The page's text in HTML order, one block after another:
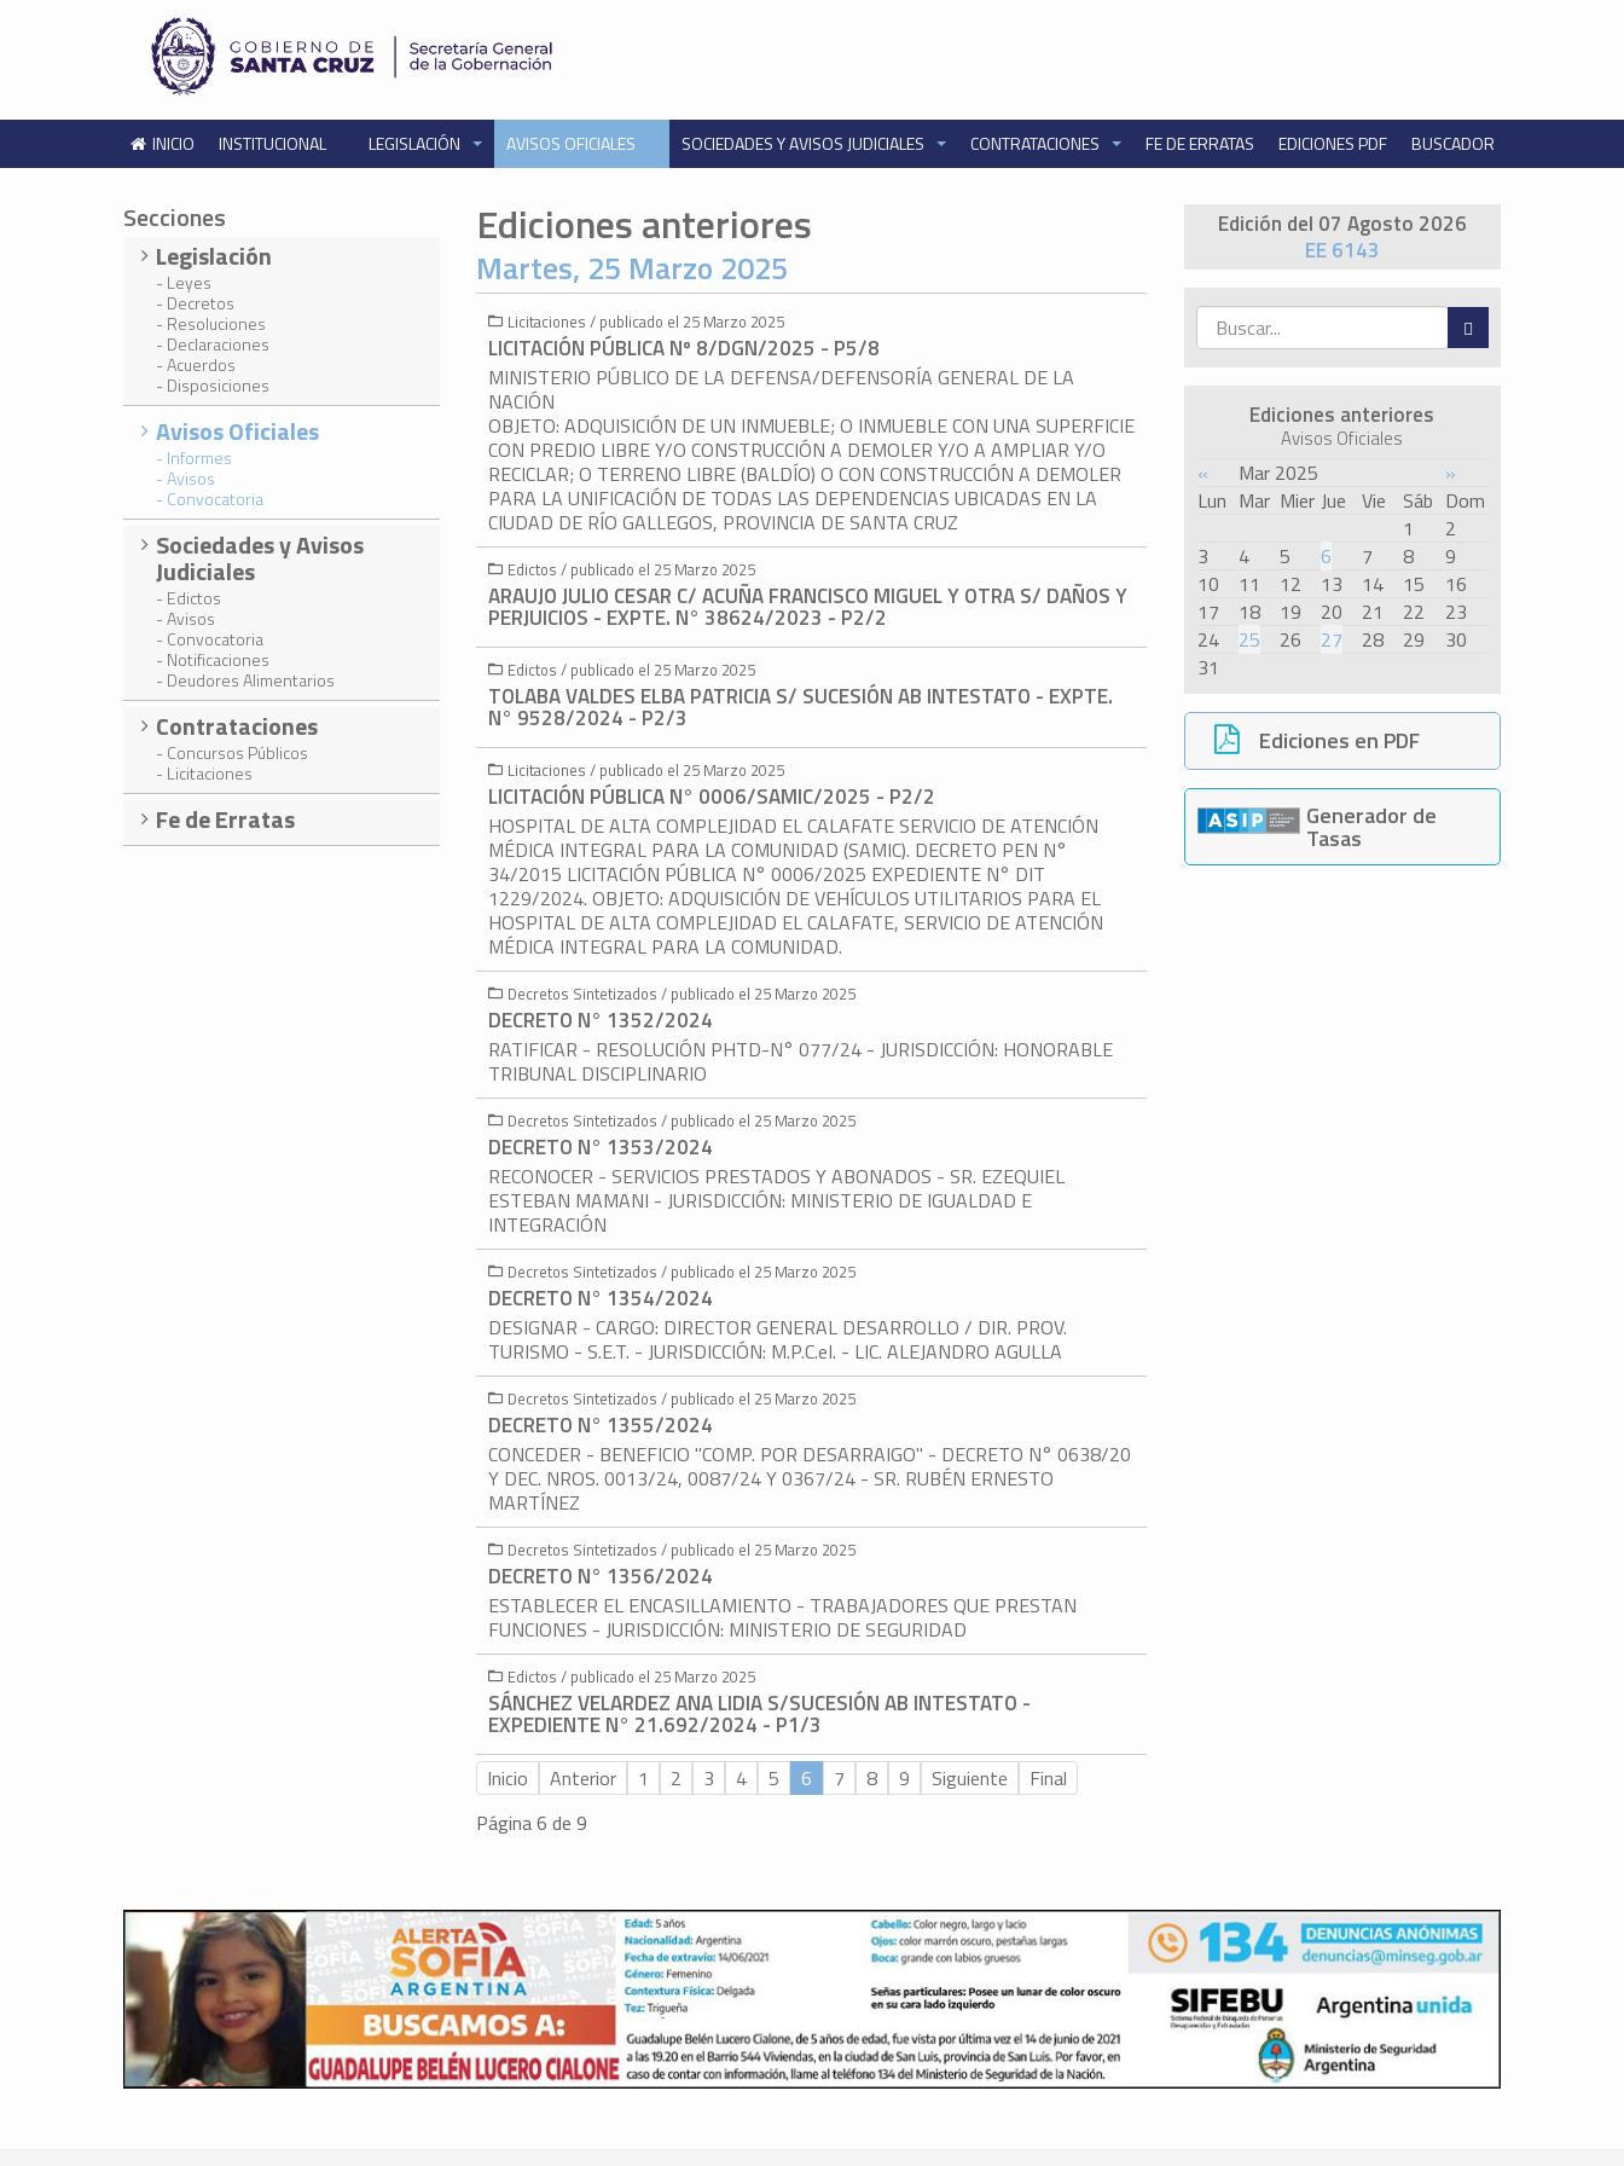
INICIO INSTITUCIONAL LEGISLACIÓN AVISOS OFICIALES SOCIEDADES Y AVISOS JUDICIALES CONTRATACIONES FE DE ERRATAS EDICIONES PDF BUSCADOR
Edición del 07 Agosto 2026
EE 6143
Ediciones anteriores
Avisos Oficiales
« Mar 2025
»
Lun Mar Mier Jue Vie Sáb Dom
1
2
3
4 5 6 7 8
9
10
11 12 13 14 15
16
17
18 19 20 21 22
23
24
25 26 27 28 29
30
31
Ediciones en PDF
Generador de
Tasas
Secciones
Legislación
- Leyes
- Decretos
- Resoluciones
- Declaraciones
- Acuerdos
- Disposiciones
Avisos Oficiales
- Informes
- Avisos
- Convocatoria
Sociedades y Avisos
Judiciales
- Edictos
- Avisos
- Convocatoria
- Notificaciones
- Deudores Alimentarios
Contrataciones
- Concursos Públicos
- Licitaciones
Fe de Erratas
Ediciones anteriores
Martes, 25 Marzo 2025
Licitaciones / publicado el 25 Marzo 2025
LICITACIÓN PÚBLICA Nº 8/DGN/2025 - P5/8
MINISTERIO PÚBLICO DE LA DEFENSA/DEFENSORÍA GENERAL DE LA
NACIÓN
OBJETO: ADQUISICIÓN DE UN INMUEBLE; O INMUEBLE CON UNA SUPERFICIE
CON PREDIO LIBRE Y/O CONSTRUCCIÓN A DEMOLER Y/O A AMPLIAR Y/O
RECICLAR; O TERRENO LIBRE (BALDÍO) O CON CONSTRUCCIÓN A DEMOLER
PARA LA UNIFICACIÓN DE TODAS LAS DEPENDENCIAS UBICADAS EN LA
CIUDAD DE RÍO GALLEGOS, PROVINCIA DE SANTA CRUZ
Edictos / publicado el 25 Marzo 2025
ARAUJO JULIO CESAR C/ ACUÑA FRANCISCO MIGUEL Y OTRA S/ DAÑOS Y
PERJUICIOS - EXPTE. N° 38624/2023 - P2/2
Edictos / publicado el 25 Marzo 2025
TOLABA VALDES ELBA PATRICIA S/ SUCESIÓN AB INTESTATO - EXPTE.
N° 9528/2024 - P2/3
Licitaciones / publicado el 25 Marzo 2025
LICITACIÓN PÚBLICA N° 0006/SAMIC/2025 - P2/2
HOSPITAL DE ALTA COMPLEJIDAD EL CALAFATE SERVICIO DE ATENCIÓN
MÉDICA INTEGRAL PARA LA COMUNIDAD (SAMIC). DECRETO PEN N°
34/2015 LICITACIÓN PÚBLICA N° 0006/2025 EXPEDIENTE N° DIT
1229/2024. OBJETO: ADQUISICIÓN DE VEHÍCULOS UTILITARIOS PARA EL
HOSPITAL DE ALTA COMPLEJIDAD EL CALAFATE, SERVICIO DE ATENCIÓN
MÉDICA INTEGRAL PARA LA COMUNIDAD.
Decretos Sintetizados / publicado el 25 Marzo 2025
DECRETO N° 1352/2024
RATIFICAR - RESOLUCIÓN PHTD-N° 077/24 - JURISDICCIÓN: HONORABLE
TRIBUNAL DISCIPLINARIO
Decretos Sintetizados / publicado el 25 Marzo 2025
DECRETO N° 1353/2024
RECONOCER - SERVICIOS PRESTADOS Y ABONADOS - SR. EZEQUIEL
ESTEBAN MAMANI - JURISDICCIÓN: MINISTERIO DE IGUALDAD E
INTEGRACIÓN
Decretos Sintetizados / publicado el 25 Marzo 2025
DECRETO N° 1354/2024
DESIGNAR - CARGO: DIRECTOR GENERAL DESARROLLO / DIR. PROV.
TURISMO - S.E.T. - JURISDICCIÓN: M.P.C.eI. - LIC. ALEJANDRO AGULLA
Decretos Sintetizados / publicado el 25 Marzo 2025
DECRETO N° 1355/2024
CONCEDER - BENEFICIO "COMP. POR DESARRAIGO" - DECRETO N° 0638/20
Y DEC. NROS. 0013/24, 0087/24 Y 0367/24 - SR. RUBÉN ERNESTO
MARTÍNEZ
Decretos Sintetizados / publicado el 25 Marzo 2025
DECRETO N° 1356/2024
ESTABLECER EL ENCASILLAMIENTO - TRABAJADORES QUE PRESTAN
FUNCIONES - JURISDICCIÓN: MINISTERIO DE SEGURIDAD
Edictos / publicado el 25 Marzo 2025
SÁNCHEZ VELARDEZ ANA LIDIA S/SUCESIÓN AB INTESTATO -
EXPEDIENTE N° 21.692/2024 - P1/3
Inicio Anterior 1 2 3 4 5 6 7 8 9 Siguiente
Final
Página 6 de 9